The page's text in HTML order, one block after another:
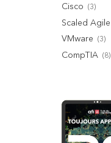
Cisco (3)
Scaled Agile
VMware (3)
CompTIA (8)